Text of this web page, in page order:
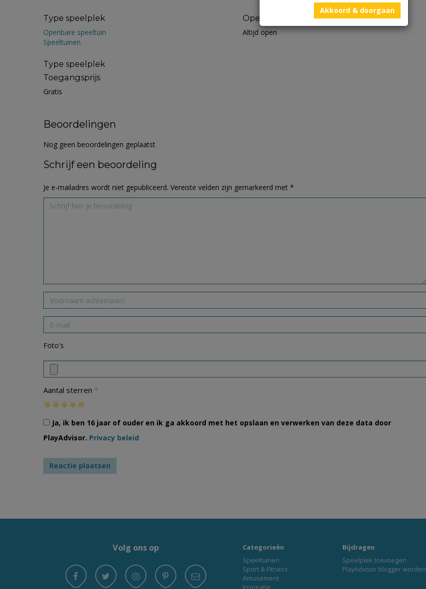
Type speelplek
Openbare speeltuin
Speeltuinen
Type speelplek
Toegangsprijs
Gratis
Openingstijden
Altijd open
Beoordelingen
Nog geen beoordelingen geplaatst
Schrijf een beoordeling
Je e-mailadres wordt niet gepubliceerd. Vereiste velden zijn gemarkeerd met *
Foto's
Aantal sterren *
Ja, ik ben 16 jaar of ouder en ik ga akkoord met het opslaan en verwerken van deze data door
PlayAdvisor. Privacy beleid
Volg ons op
Categorieën
Speeltuinen
Sport & Fitness
Amusement
Inspiratie
Bijdragen
Speelplek toevoegen
PlayAdvisor blogger worden
Akkoord & doorgaan